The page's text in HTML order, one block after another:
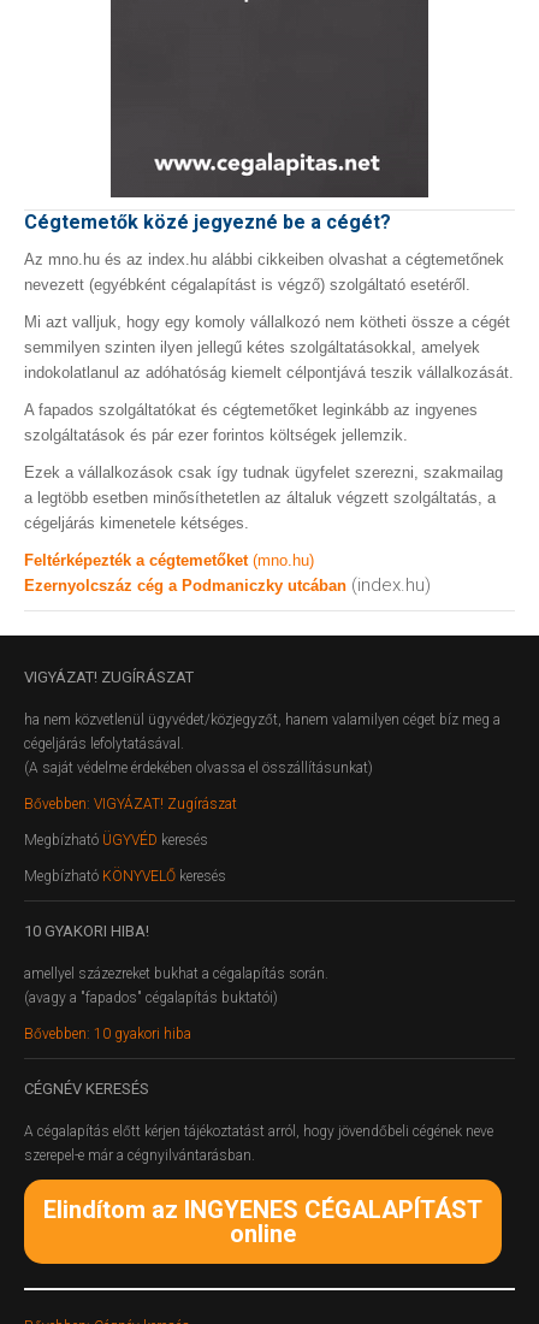
Cégtemetők közé jegyezné be a cégét?
Az mno.hu és az index.hu alábbi cikkeiben olvashat a cégtemetőnek
nevezett (egyébként cégalapítást is végző) szolgáltató esetéről.
Mi azt valljuk, hogy egy komoly vállalkozó nem kötheti össze a cégét
semmilyen szinten ilyen jellegű kétes szolgáltatásokkal, amelyek
indokolatlanul az adóhatóság kiemelt célpontjává teszik vállalkozását.
A fapados szolgáltatókat és cégtemetőket leginkább az ingyenes
szolgáltatások és pár ezer forintos költségek jellemzik.
Ezek a vállalkozások csak így tudnak ügyfelet szerezni, szakmailag
a legtöbb esetben minősíthetetlen az általuk végzett szolgáltatás, a
cégeljárás kimenetele kétséges.
Feltérképezték a cégtemetőket (mno.hu)
Ezernyolcszáz cég a Podmaniczky utcában (index.hu)
VIGYÁZAT! ZUGÍRÁSZAT
ha nem közvetlenül ügyvédet/közjegyzőt, hanem valamilyen céget bíz meg a
cégeljárás lefolytatásával.
(A saját védelme érdekében olvassa el összállításunkat)
Bővebben: VIGYÁZAT! Zugírászat
Megbízható ÜGYVÉD keresés
Megbízható KÖNYVELŐ keresés
10 GYAKORI HIBA!
amellyel százezreket bukhat a cégalapítás során.
(avagy a "fapados" cégalapítás buktatói)
Bővebben: 10 gyakori hiba
CÉGNÉV KERESÉS
A cégalapítás előtt kérjen tájékoztatást arról, hogy jövendőbeli cégének neve
szerepel-e már a cégnyilvántarásban.
Elindítom az INGYENES CÉGALAPÍTÁST
online